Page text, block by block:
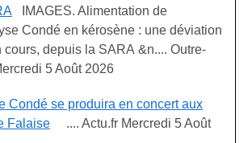
IMAGES. Alimentation de
Condé en kérosène : une déviation
depuis la SARA &n.... Outre-
5 Août 2026
Condé se produira en concert aux
Falaise .... Actu.fr Mercredi 5 Août